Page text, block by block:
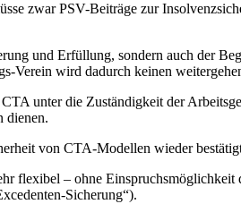
zwar PSV-Beiträge zur
und Erfüllung, sondern auch der
Verein wird dadurch keinen
unter die Zuständigkeit der
dienen.
von CTA-Modellen wieder
flexibel – ohne
Sicherung“).